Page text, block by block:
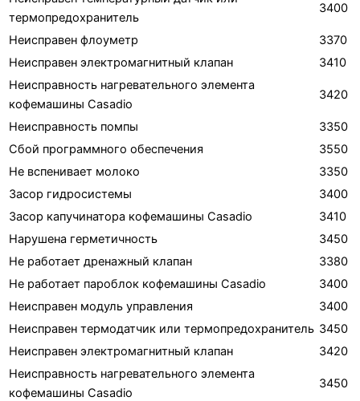
термопредохранитель
3400
Неисправен флоуметр
3370
Неисправен электромагнитный клапан
3410
Неисправность нагревательного элемента
кофемашины Casadio
3420
Неисправность помпы
3350
Сбой программного обеспечения
3550
Не вспенивает молоко
3350
Засор гидросистемы
3400
Засор капучинатора кофемашины Casadio
3410
Нарушена герметичность
3450
Не работает дренажный клапан
3380
Не работает пароблок кофемашины Casadio
3400
Неисправен модуль управления
3400
Неисправен термодатчик или термопредохранитель 3450
Неисправен электромагнитный клапан
3420
Неисправность нагревательного элемента
кофемашины Casadio
3450